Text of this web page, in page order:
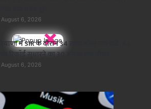
×
August 6, 2026
हरियाणा में SIR के दौरान 34 लाख वोटर नाम कटे, 44
लाख रिकॉर्ड सुधारने का 30 अगस्त तक मौका
August 6, 2026